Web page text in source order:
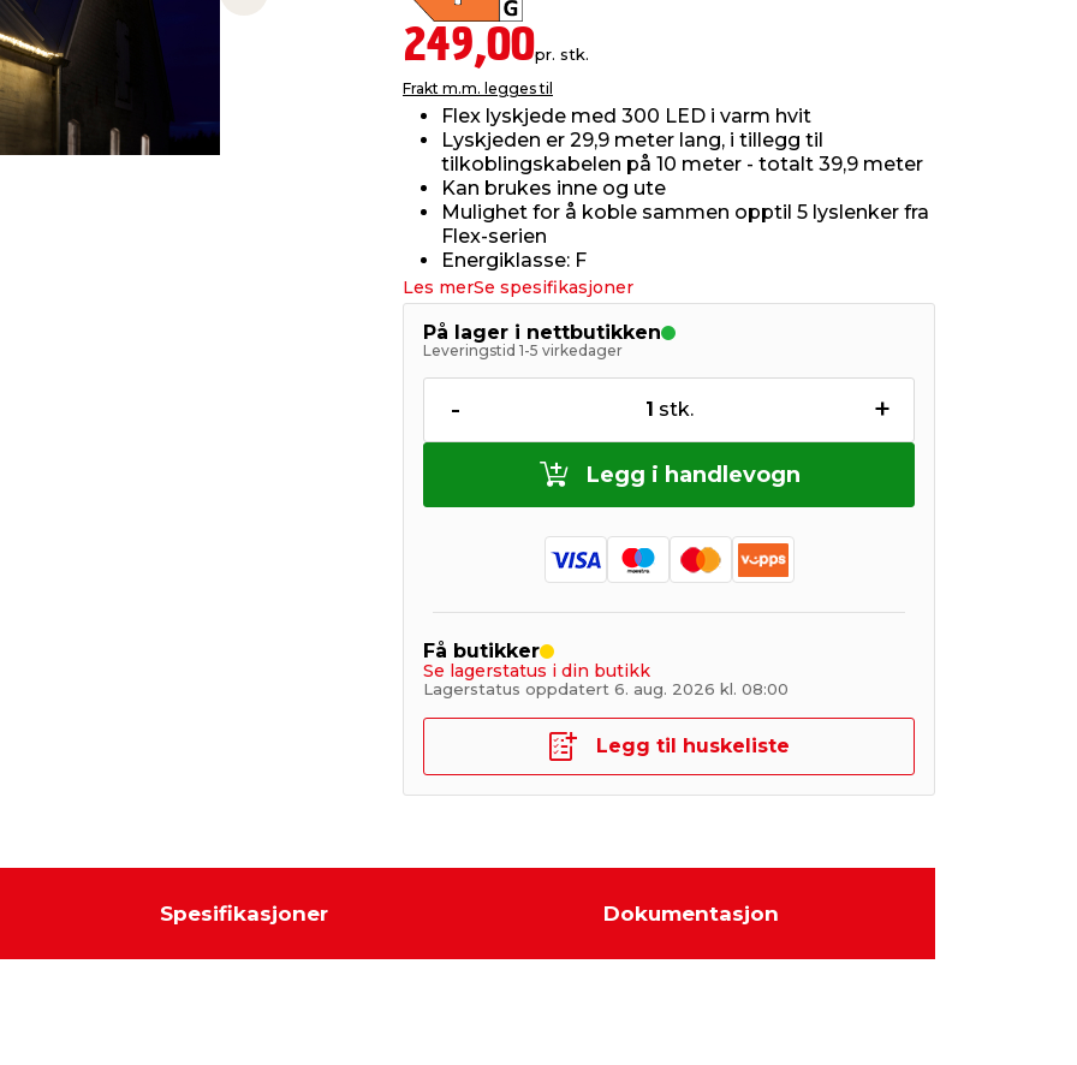
Next slide
249,00pr. stk.
Frakt m.m. legges til
Flex lyskjede med 300 LED i varm hvit
Lyskjeden er 29,9 meter lang, i tillegg til
tilkoblingskabelen på 10 meter - totalt 39,9 meter
Kan brukes inne og ute
Mulighet for å koble sammen opptil 5 lyslenker fra
Flex-serien
Energiklasse: F
Les merSe spesifikasjoner
På lager i nettbutikken
Leveringstid 1-5 virkedager
- 1 stk. +
Legg i handlevogn
Få butikker
Se lagerstatus i din butikk
Lagerstatus oppdatert 6. aug. 2026 kl. 08:00
Legg til huskeliste
Spesifikasjoner Dokumentasjon